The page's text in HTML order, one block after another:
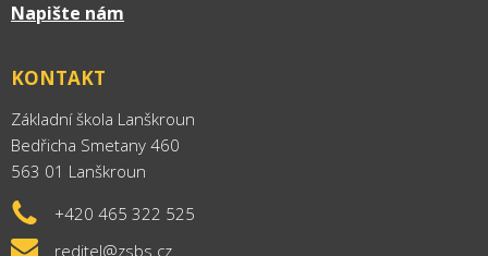
Napište nám
KONTAKT
Základní škola Lanškroun
Bedřicha Smetany 460
563 01 Lanškroun
+420 465 322 525
reditel@zsbs.cz